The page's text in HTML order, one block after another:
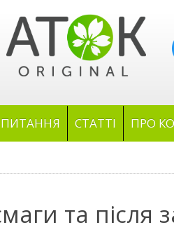
ПИТАННЯ СТАТТІ ПРО
та після